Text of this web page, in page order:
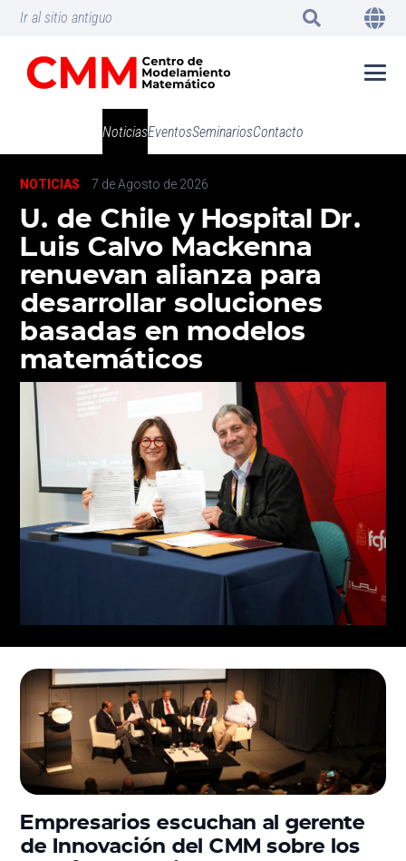
Ir al sitio antiguo
NoticiasEventosSeminariosContacto
NOTICIAS 7 de Agosto de 2026
U. de Chile y Hospital Dr.
Luis Calvo Mackenna
renuevan alianza para
desarrollar soluciones
basadas en modelos
matemáticos
Empresarios escuchan al gerente
de Innovación del CMM sobre los